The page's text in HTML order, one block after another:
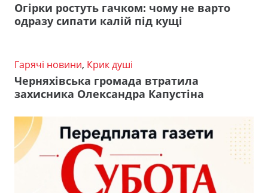
Огірки ростуть гачком: чому не варто
одразу сипати калій під кущі
Гарячі новини, Крик душі
Черняхівська громада втратила
захисника Олександра Капустіна